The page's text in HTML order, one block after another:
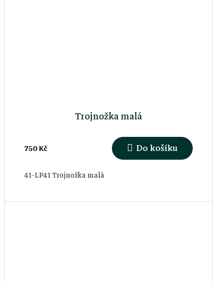
Trojnožka malá
750 Kč Do košíku
41-LP41 Trojnožka malá